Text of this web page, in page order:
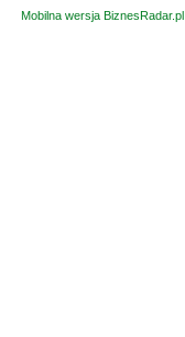
Mobilna wersja BiznesRadar.pl